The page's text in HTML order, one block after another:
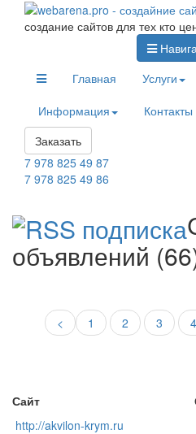
создание сайтов для тех кто
Главная
Услуги
Информация
Контакты
Заказать
7 978 825 49 87
7 978 825 49 86
объявлений
< 1 2 3 4
Сайт
http://akvilon-krym.ru